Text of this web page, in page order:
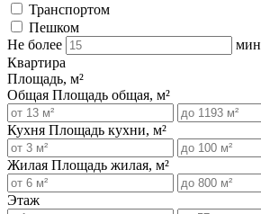
Транспортом
Пешком
Не более
мин
Квартира
Площадь, м²
Общая Площадь общая, м²
Кухня Площадь кухни, м²
Жилая Площадь жилая, м²
Этаж